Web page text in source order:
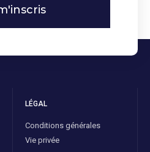
LÉGAL
Conditions générales
Vie privée